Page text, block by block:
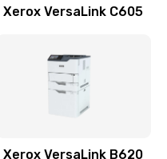
Xerox VersaLink C605
Xerox VersaLink B620